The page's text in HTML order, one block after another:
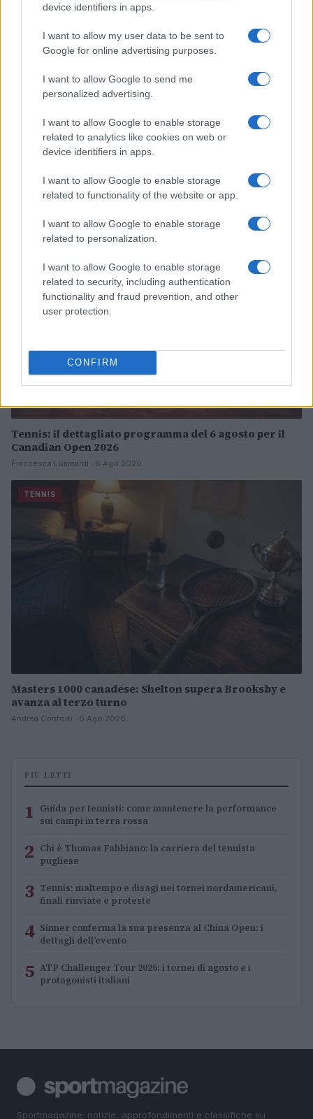
device identifiers in apps.
I want to allow my user data to be sent to
Google for online advertising purposes.
I want to allow Google to send me
personalized advertising.
I want to allow Google to enable storage
related to analytics like cookies on web or
device identifiers in apps.
I want to allow Google to enable storage
related to functionality of the website or app.
I want to allow Google to enable storage
related to personalization.
I want to allow Google to enable storage
related to security, including authentication
functionality and fraud prevention, and other
user protection.
CONFIRM
Tennis ITF 2026: i quarti di finale che accendono la
scena internazionale
TENNIS
Tennis: il dettagliato programma del 6 agosto per il
Canadian Open 2026
Francesca Lombardi · 6 Ago 2026
TENNIS
Masters 1000 canadese: Shelton supera Brooksby e
avanza al terzo turno
Andrea Conforti · 6 Ago 2026
PIÙ LETTI
1 Guida per tennisti: come mantenere la performance
sui campi in terra rossa
2 Chi è Thomas Fabbiano: la carriera del tennista
pugliese
3 Tennis: maltempo e disagi nei tornei nordamericani,
finali rinviate e proteste
4 Sinner conferma la sua presenza al China Open: i
dettagli dell’evento
5 ATP Challenger Tour 2026: i tornei di agosto e i
protagonisti italiani
Sportmagazine: notizie, approfondimenti e classifiche su